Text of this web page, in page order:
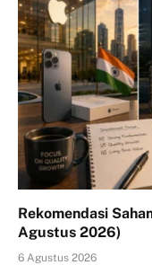
Rekomendasi
Agustus 2026)
6 Agustus 2026